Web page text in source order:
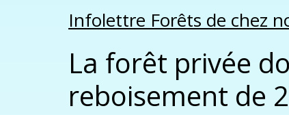
Infolettre Forêts de chez
La forêt privée
reboisement de